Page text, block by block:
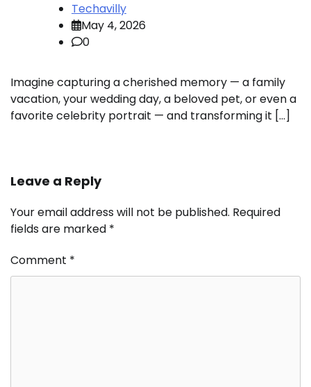
Techavilly
May 4, 2026
0
Imagine capturing a cherished memory — a family
vacation, your wedding day, a beloved pet, or even a
favorite celebrity portrait — and transforming it […]
Leave a Reply
Your email address will not be published. Required
fields are marked *
Comment *